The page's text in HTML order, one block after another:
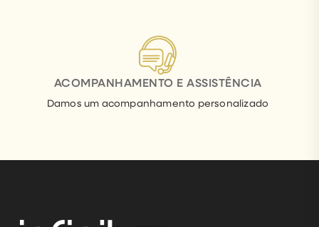
ACOMPANHAMENTO E ASSISTÊNCIA
Damos um acompanhamento personalizado